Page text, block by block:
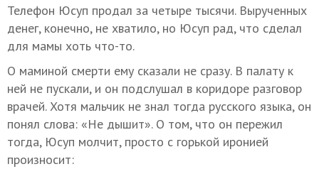
Телефон Юсуп продал за четыре тысячи. Вырученных
денег, конечно, не хватило, но Юсуп рад, что сделал
для мамы хоть что-то.
О маминой смерти ему сказали не сразу. В палату к
ней не пускали, и он подслушал в коридоре разговор
врачей. Хотя мальчик не знал тогда русского языка, он
понял слова: «Не дышит». О том, что он пережил
тогда, Юсуп молчит, просто с горькой иронией
произносит: